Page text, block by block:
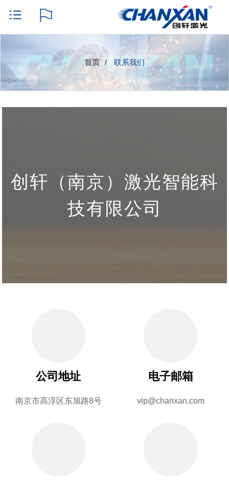
首页 联系我们
创轩（南京）激光智能科
技有限公司
公司地址
南京市高淳区东旭路8号
电子邮箱
vip@chanxan.com